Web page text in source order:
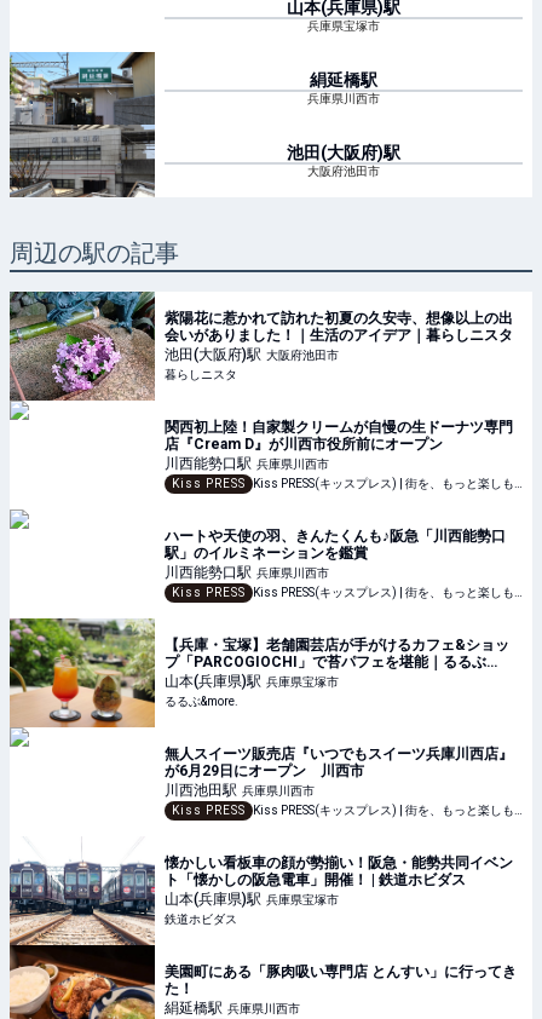
山本(兵庫県)駅
兵庫県宝塚市
絹延橋駅
兵庫県川西市
池田(大阪府)駅
大阪府池田市
周辺の駅の記事
紫陽花に惹かれて訪れた初夏の久安寺、想像以上の出
会いがありました！｜生活のアイデア｜暮らしニスタ
池田(大阪府)駅 大阪府池田市
暮らしニスタ
関西初上陸！自家製クリームが自慢の生ドーナツ専門
店『Cream D』が川西市役所前にオープン
川西能勢口駅 兵庫県川西市
Kiss PRESS
ハートや天使の羽、きんたくんも♪阪急「川西能勢口
駅」のイルミネーションを鑑賞
川西能勢口駅 兵庫県川西市
Kiss PRESS
【兵庫・宝塚】老舗園芸店が手がけるカフェ&ショッ
プ「PARCOGIOCHI」で苔パフェを堪能｜るるぶ
&more.
山本(兵庫県)駅 兵庫県宝塚市
るるぶ&more.
無人スイーツ販売店『いつでもスイーツ兵庫川西店』
が6月29日にオープン 川西市
川西池田駅 兵庫県川西市
Kiss PRESS
懐かしい看板車の顔が勢揃い！阪急・能勢共同イベン
ト「懐かしの阪急電車」開催！ | 鉄道ホビダス
山本(兵庫県)駅 兵庫県宝塚市
鉄道ホビダス
美園町にある「豚肉吸い専門店 とんすい」に行ってき
た！
絹延橋駅 兵庫県川西市